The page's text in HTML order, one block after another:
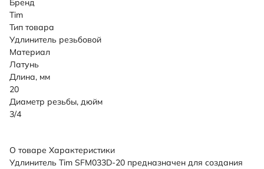
Бренд
Tim
Тип товара
Удлинитель резьбовой
Материал
Латунь
Длина, мм
20
Диаметр резьбы, дюйм
3/4
О товаре Характеристики
Удлинитель Tim SFM033D-20 предназначен для создания